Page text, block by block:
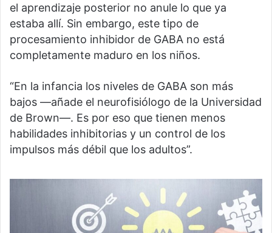
el aprendizaje posterior no anule lo que ya
estaba allí. Sin embargo, este tipo de
procesamiento inhibidor de GABA no está
completamente maduro en los niños.
“En la infancia los niveles de GABA son más
bajos —añade el neurofisiólogo de la Universidad
de Brown—. Es por eso que tienen menos
habilidades inhibitorias y un control de los
impulsos más débil que los adultos”.